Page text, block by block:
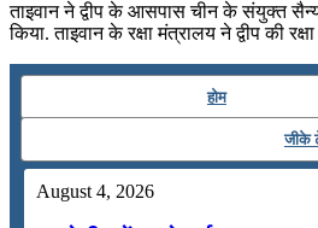
ताइवान ने द्वीप के आसपास चीन के संयुक्त
किया. ताइवान के रक्षा मंत्रालय ने द्वीप की
होम
जीके
August 4, 2026